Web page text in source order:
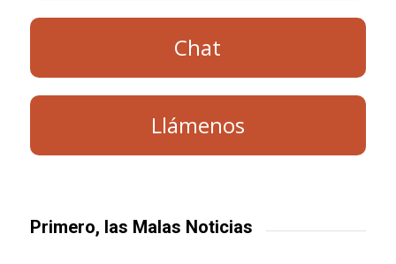
Chat
Llámenos
Primero, las Malas Noticias